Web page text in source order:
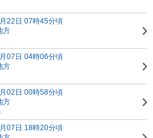
22日 07時45分頃
方
07日 04時06分頃
方
02日 00時58分頃
方
07日 18時20分頃